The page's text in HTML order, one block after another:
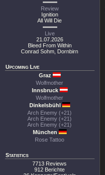
Review
Ignition
All Will Die
Live
21.07.2026
Bleed From Within
Conrad Sohm, Dornbirn
Upcoming Live
Graz
Wolfmother
Innsbruck
Wolfmother
Dinkelsbühl
Arch Enemy (+21)
Arch Enemy (+21)
Arch Enemy (+21)
München
Rose Tattoo
Statistics
7713 Reviews
912 Berichte